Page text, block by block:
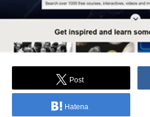
Post
Hatena